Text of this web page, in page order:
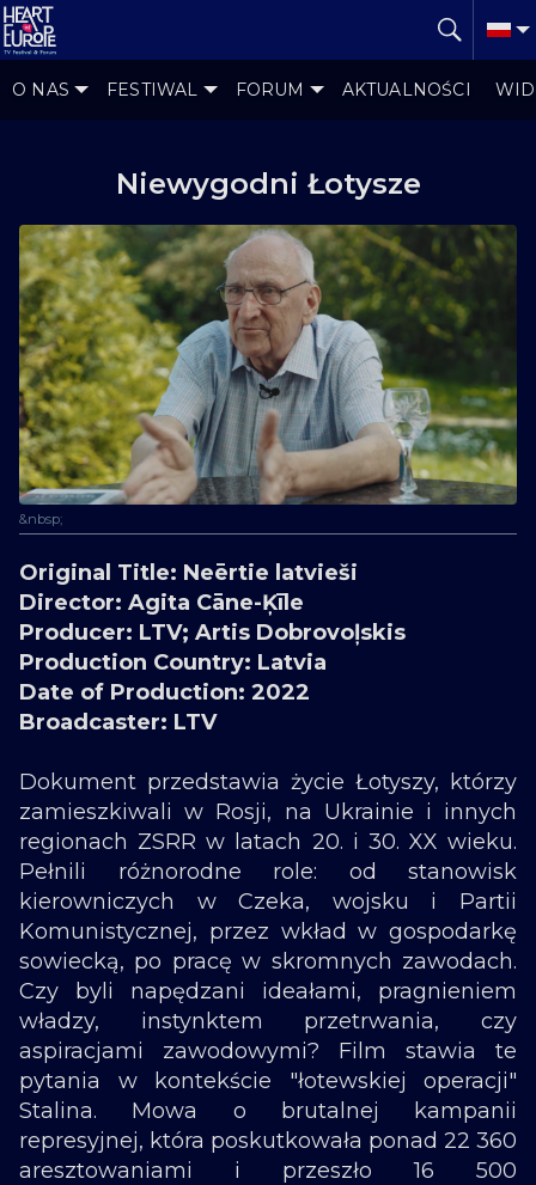
O NAS FESTIWAL FORUM AKTUALNOŚCI
Niewygodni Łotysze
&nbsp;
Original Title: Neērtie latvieši
Director: Agita Cāne-Ķīle
Producer: LTV; Artis Dobrovoļskis
Production Country: Latvia
Date of Production: 2022
Broadcaster: LTV
Dokument przedstawia życie Łotyszy, którzy
zamieszkiwali w Rosji, na Ukrainie i innych
regionach ZSRR w latach 20. i 30. XX wieku.
Pełnili różnorodne role: od stanowisk
kierowniczych w Czeka, wojsku i Partii
Komunistycznej, przez wkład w gospodarkę
sowiecką, po pracę w skromnych zawodach.
Czy byli napędzani ideałami, pragnieniem
władzy, instynktem przetrwania, czy
aspiracjami zawodowymi? Film stawia te
pytania w kontekście "łotewskiej operacji"
Stalina. Mowa o brutalnej kampanii
represyjnej, która poskutkowała ponad 22 360
aresztowaniami i przeszło 16 500